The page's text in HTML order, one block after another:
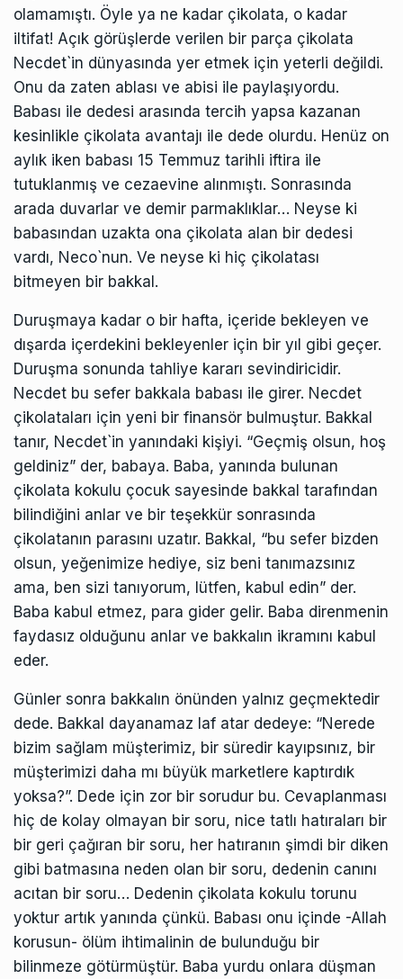
olamamıştı. Öyle ya ne kadar çikolata, o kadar
iltifat! Açık görüşlerde verilen bir parça çikolata
Necdet`in dünyasında yer etmek için yeterli değildi.
Onu da zaten ablası ve abisi ile paylaşıyordu.
Babası ile dedesi arasında tercih yapsa kazanan
kesinlikle çikolata avantajı ile dede olurdu. Henüz on
aylık iken babası 15 Temmuz tarihli iftira ile
tutuklanmış ve cezaevine alınmıştı. Sonrasında
arada duvarlar ve demir parmaklıklar… Neyse ki
babasından uzakta ona çikolata alan bir dedesi
vardı, Neco`nun. Ve neyse ki hiç çikolatası
bitmeyen bir bakkal.
Duruşmaya kadar o bir hafta, içeride bekleyen ve
dışarda içerdekini bekleyenler için bir yıl gibi geçer.
Duruşma sonunda tahliye kararı sevindiricidir.
Necdet bu sefer bakkala babası ile girer. Necdet
çikolataları için yeni bir finansör bulmuştur. Bakkal
tanır, Necdet`in yanındaki kişiyi. “Geçmiş olsun, hoş
geldiniz” der, babaya. Baba, yanında bulunan
çikolata kokulu çocuk sayesinde bakkal tarafından
bilindiğini anlar ve bir teşekkür sonrasında
çikolatanın parasını uzatır. Bakkal, “bu sefer bizden
olsun, yeğenimize hediye, siz beni tanımazsınız
ama, ben sizi tanıyorum, lütfen, kabul edin” der.
Baba kabul etmez, para gider gelir. Baba direnmenin
faydasız olduğunu anlar ve bakkalın ikramını kabul
eder.
Günler sonra bakkalın önünden yalnız geçmektedir
dede. Bakkal dayanamaz laf atar dedeye: “Nerede
bizim sağlam müşterimiz, bir süredir kayıpsınız, bir
müşterimizi daha mı büyük marketlere kaptırdık
yoksa?”. Dede için zor bir sorudur bu. Cevaplanması
hiç de kolay olmayan bir soru, nice tatlı hatıraları bir
bir geri çağıran bir soru, her hatıranın şimdi bir diken
gibi batmasına neden olan bir soru, dedenin canını
acıtan bir soru… Dedenin çikolata kokulu torunu
yoktur artık yanında çünkü. Babası onu içinde -Allah
korusun- ölüm ihtimalinin de bulunduğu bir
bilinmeze götürmüştür. Baba yurdu onlara düşman